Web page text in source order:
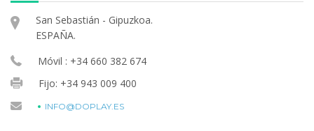
San Sebastián - Gipuzkoa.
ESPAÑA.
Móvil : +34 660 382 674
Fijo: +34 943 009 400
INFO@DOPLAY.ES